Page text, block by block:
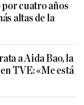
cuatro años
altas de la
a Aida Bao, la
TVE: «Me está